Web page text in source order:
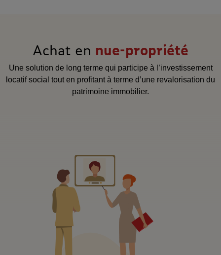
Achat en nue-propriété
Une solution de long terme qui participe à l’investissement
locatif social tout en profitant à terme d’une revalorisation du
patrimoine immobilier.